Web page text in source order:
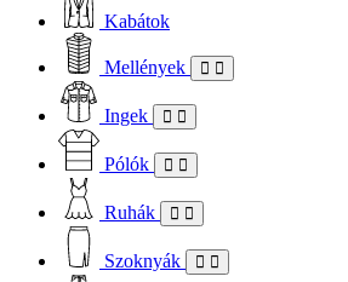
Kabátok
Mellények
Ingek
Pólók
Ruhák
Szoknyák